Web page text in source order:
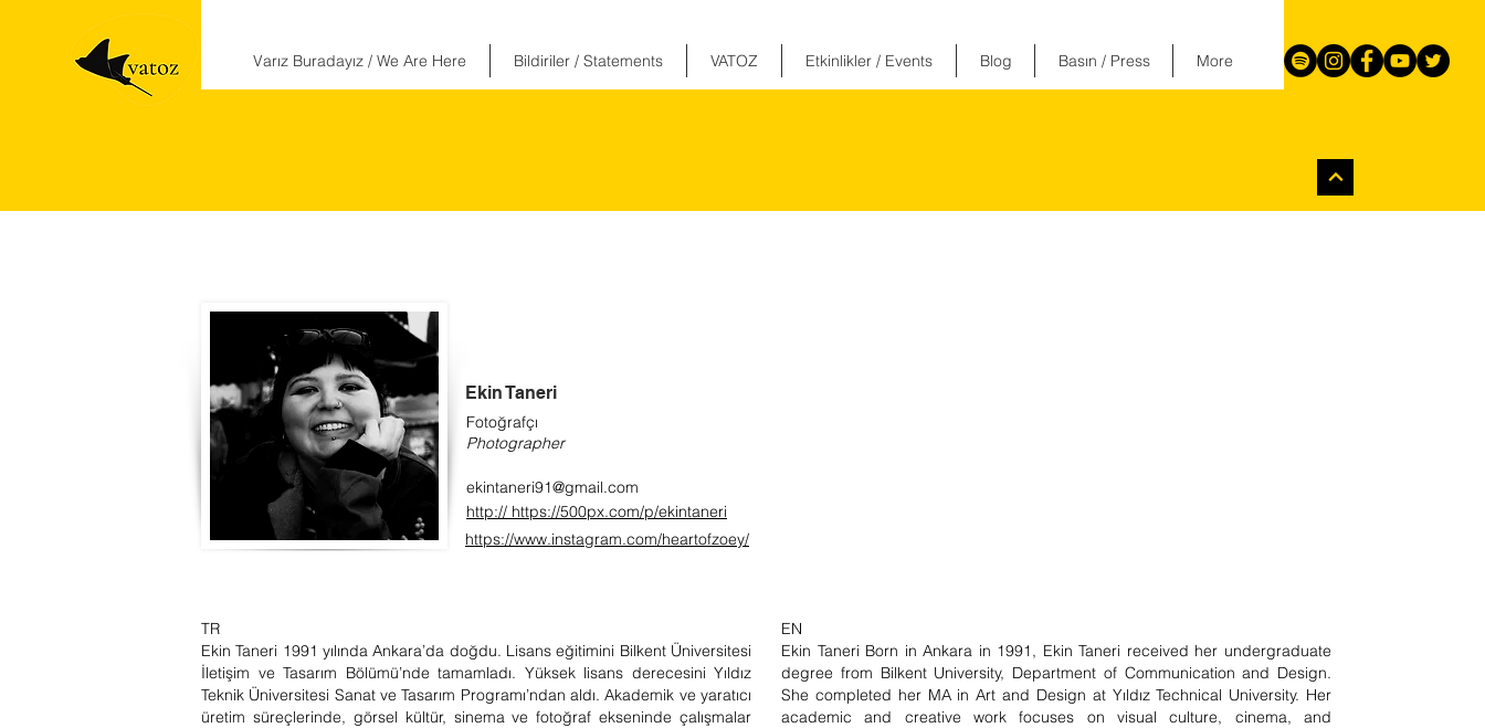
Varız Buradayız / We Are Here Bildiriler / Statements VATOZ Etkinlikler / Events Blog Basın / Press More
Ekin Taneri
Fotoğrafçı
Photographer
ekintaneri91@gmail.com
http:// https://500px.com/p/ekintaneri
https://www.instagram.com/heartofzoey/
TR
Ekin Taneri 1991 yılında Ankara’da doğdu. Lisans eğitimini Bilkent Üniversitesi
İletişim ve Tasarım Bölümü’nde tamamladı. Yüksek lisans derecesini Yıldız
Teknik Üniversitesi Sanat ve Tasarım Programı’ndan aldı. Akademik ve yaratıcı
üretim süreçlerinde, görsel kültür, sinema ve fotoğraf ekseninde çalışmalar
EN
Ekin Taneri Born in Ankara in 1991, Ekin Taneri received her undergraduate
degree from Bilkent University, Department of Communication and Design.
She completed her MA in Art and Design at Yıldız Technical University. Her
academic and creative work focuses on visual culture, cinema, and